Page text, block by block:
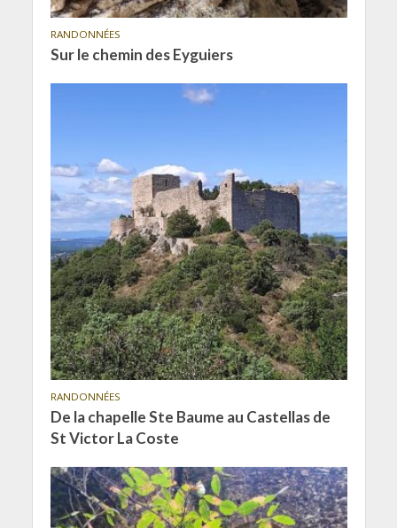
RANDONNÉES
Sur le chemin des Eyguiers
RANDONNÉES
De la chapelle Ste Baume au Castellas de
St Victor La Coste